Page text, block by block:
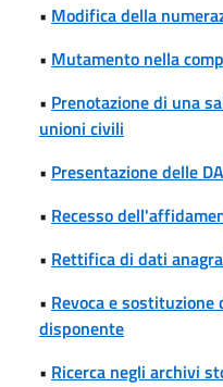
• Modifica della
• Mutamento nella
• Prenotazione di una
unioni civili
• Presentazione delle
• Recesso
• Rettifica di dati
• Revoca e
disponente
• Ricerca negli archivi